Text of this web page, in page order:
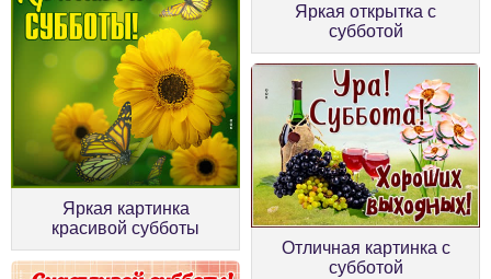
Яркая открытка с
субботой
Яркая картинка
красивой субботы
Отличная картинка с
субботой